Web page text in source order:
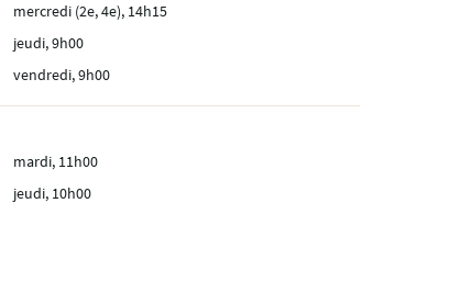
mercredi (2e, 4e), 14h15
jeudi, 9h00
vendredi, 9h00
mardi, 11h00
jeudi, 10h00